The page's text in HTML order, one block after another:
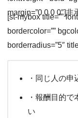
margin=”0 0 0 0″]
[st-mybox title=””
bordercolor=””
borderradius=”5″
・同じ人の申
・報酬目的
い